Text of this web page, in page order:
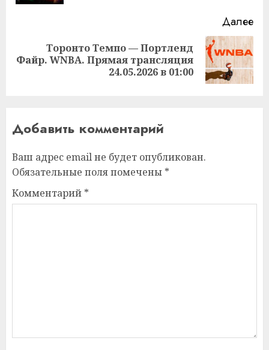
Далее
Следующая
Торонто Темпо — Портленд
Файр. WNBA. Прямая трансляция
24.05.2026 в 01:00
Добавить комментарий
Ваш адрес email не будет опубликован.
Обязательные поля помечены *
Комментарий *